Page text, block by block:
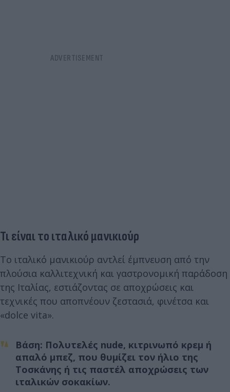
Τι είναι το ιταλικό μανικιούρ
Το ιταλικό μανικιούρ αντλεί έμπνευση από την
πλούσια καλλιτεχνική και γαστρονομική παράδοση
της Ιταλίας, εστιάζοντας σε αποχρώσεις και
τεχνικές που αποπνέουν ζεστασιά, φινέτσα και
«dolce vita».
Βάση: Πολυτελές nude, κιτρινωπό κρεμ ή
απαλό μπεζ, που θυμίζει τον ήλιο της
Τοσκάνης ή τις παστέλ αποχρώσεις των
ιταλικών σοκακίων.